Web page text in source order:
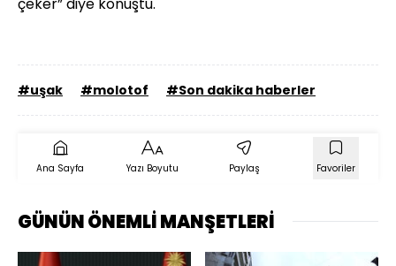
#uşak #molotof #Son dakika haberler
Ana Sayfa Yazı Boyutu Paylaş Favoriler
GÜNÜN ÖNEMLİ MANŞETLERİ